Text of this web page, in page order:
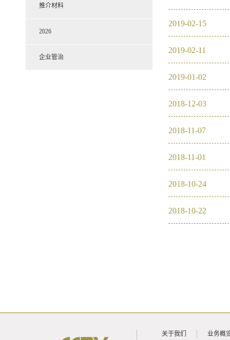
2020
2019
2018
推介材料
2026
企业管治
2019-02-15
2019-02-11
2019-01-02
2018-12-03
2018-11-07
2018-11-01
2018-10-24
2018-10-22
关于我们 业务概